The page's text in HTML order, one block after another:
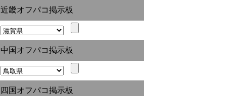
近畿オフパコ掲示板
中国オフパコ掲示板
四国オフパコ掲示板